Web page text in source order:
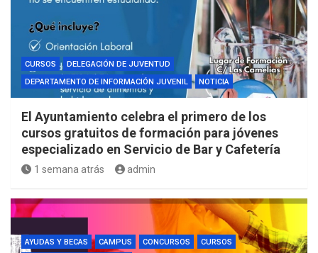
CURSOS
DELEGACIÓN DE JUVENTUD
DEPARTAMENTO DE INFORMACIÓN JUVENIL
NOTICIA
El Ayuntamiento celebra el primero de los
cursos gratuitos de formación para jóvenes
especializado en Servicio de Bar y Cafetería
1 semana atrás admin
AYUDAS Y BECAS CAMPUS CONCURSOS
CURSOS